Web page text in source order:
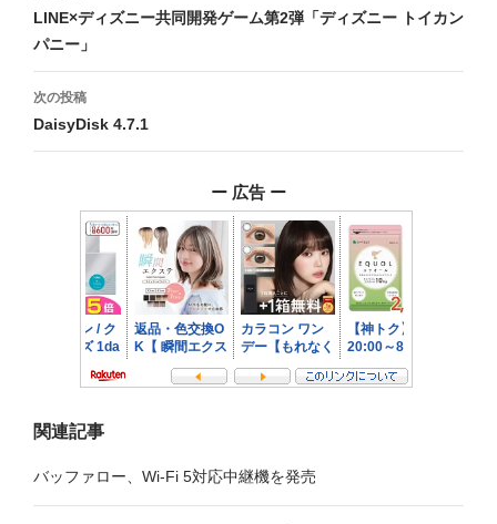
稿
ナ
ビ
ゲ
LINE×ディズニー共同開発ゲーム第2弾「ディズニー トイカン
パニー」
次の投稿
DaisyDisk 4.7.1
ー 広告 ー
関連記事
バッファロー、Wi-Fi 5対応中継機を発売